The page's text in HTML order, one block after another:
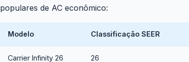
populares de AC econômico:
Modelo Classificação SEER
Carrier Infinity 26 26